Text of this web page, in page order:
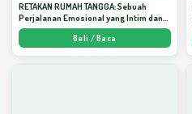
RETAKAN RUMAH TANGGA: Sebuah
Perjalanan Emosional yang Intim dan
Mendalam - Arda Dinata
Beli / Baca